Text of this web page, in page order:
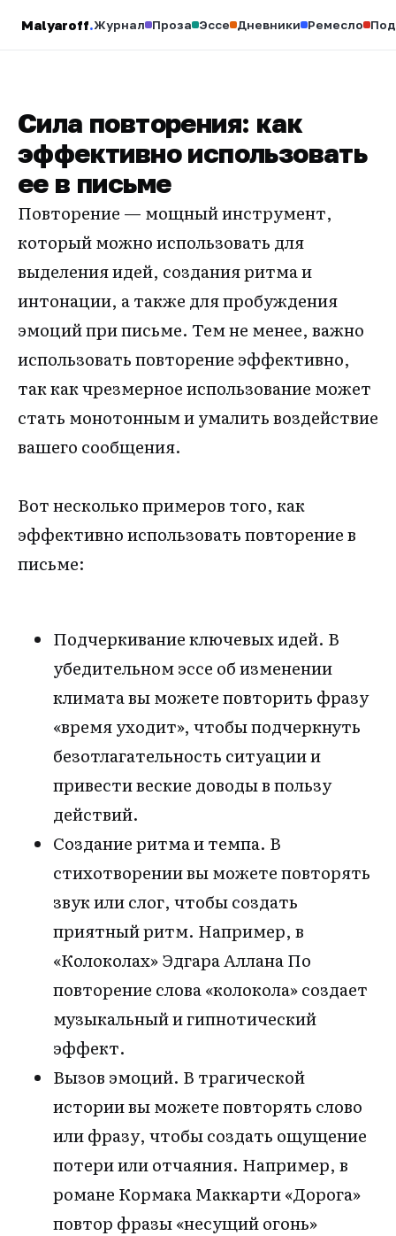
Malyaroff.Журнал Проза Эссе Дневники Ремесло
Сила повторения: как
эффективно использовать
ее в письме
Повторение — мощный инструмент,
который можно использовать для
выделения идей, создания ритма и
интонации, а также для пробуждения
эмоций при письме. Тем не менее, важно
использовать повторение эффективно,
так как чрезмерное использование может
стать монотонным и умалить воздействие
вашего сообщения.
Вот несколько примеров того, как
эффективно использовать повторение в
письме:
Подчеркивание ключевых идей. В
убедительном эссе об изменении
климата вы можете повторить фразу
«время уходит», чтобы подчеркнуть
безотлагательность ситуации и
привести веские доводы в пользу
действий.
Создание ритма и темпа. В
стихотворении вы можете повторять
звук или слог, чтобы создать
приятный ритм. Например, в
«Колоколах» Эдгара Аллана По
повторение слова «колокола» создает
музыкальный и гипнотический
эффект.
Вызов эмоций. В трагической
истории вы можете повторять слово
или фразу, чтобы создать ощущение
потери или отчаяния. Например, в
романе Кормака Маккарти «Дорога»
повтор фразы «несущий огонь»